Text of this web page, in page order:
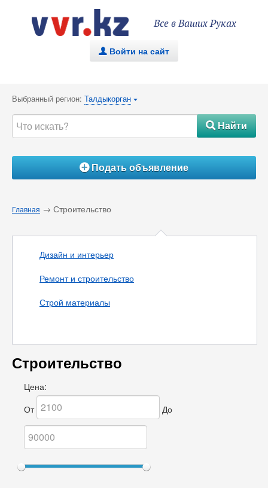
Все в Ваших Руках
. Войти на сайт
Выбранный регион: Талдыкорган {
#Найти
ÁПодать объявление
Главная → Строительство
Дизайн и интерьер
Ремонт и строительство
Строй материалы
Строительство
Цена:
От
До